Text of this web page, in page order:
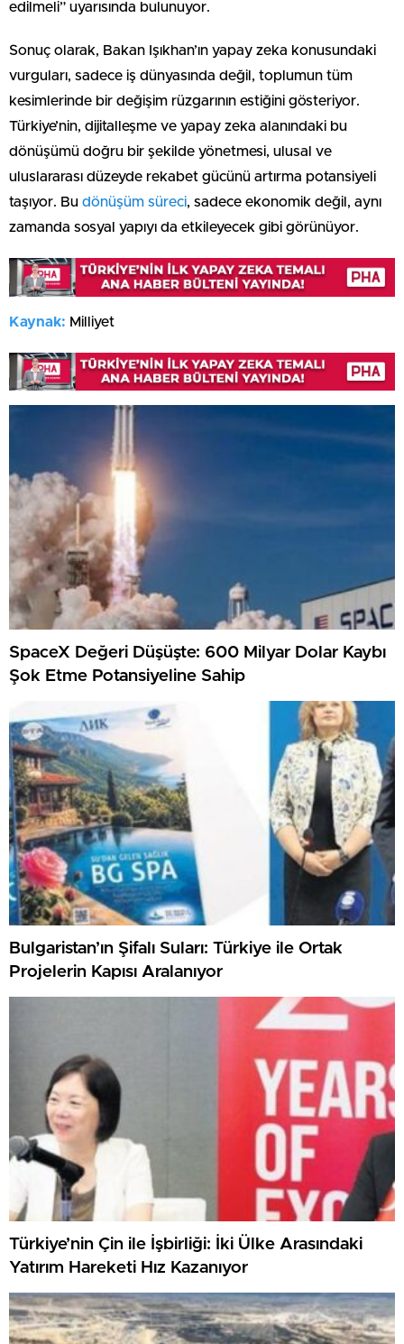
edilmeli” uyarısında bulunuyor.
Sonuç olarak, Bakan Işıkhan’ın yapay zeka konusundaki
vurguları, sadece iş dünyasında değil, toplumun tüm
kesimlerinde bir değişim rüzgarının estiğini gösteriyor.
Türkiye’nin, dijitalleşme ve yapay zeka alanındaki bu
dönüşümü doğru bir şekilde yönetmesi, ulusal ve
uluslararası düzeyde rekabet gücünü artırma potansiyeli
taşıyor. Bu dönüşüm süreci, sadece ekonomik değil, aynı
zamanda sosyal yapıyı da etkileyecek gibi görünüyor.
Kaynak: Milliyet
SpaceX Değeri Düşüşte: 600 Milyar Dolar Kaybı
Şok Etme Potansiyeline Sahip
Bulgaristan’ın Şifalı Suları: Türkiye ile Ortak
Projelerin Kapısı Aralanıyor
Türkiye’nin Çin ile İşbirliği: İki Ülke Arasındaki
Yatırım Hareketi Hız Kazanıyor